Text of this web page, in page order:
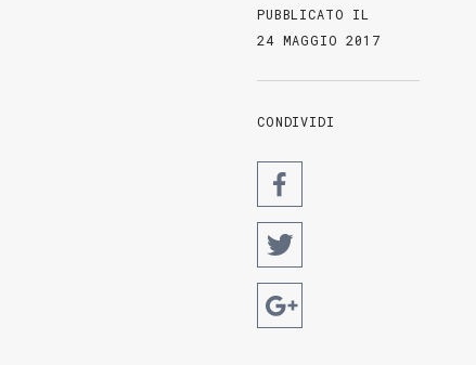
PUBBLICATO IL
24 MAGGIO 2017
CONDIVIDI